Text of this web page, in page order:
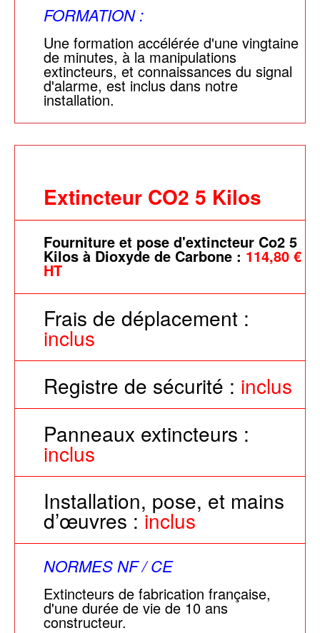
FORMATION :
Une formation accélérée d'une vingtaine
de minutes, à la manipulations
extincteurs, et connaissances du signal
d'alarme, est inclus dans notre
installation.
Extincteur CO2 5 Kilos
Fourniture et pose d'extincteur Co2 5
Kilos à Dioxyde de Carbone : 114,80 €
HT
Frais de déplacement :
inclus
Registre de sécurité : inclus
Panneaux extincteurs :
inclus
Installation, pose, et mains
d’œuvres :inclus
NORMES NF / CE
Extincteurs de fabrication française,
d'une durée de vie de 10 ans
constructeur.